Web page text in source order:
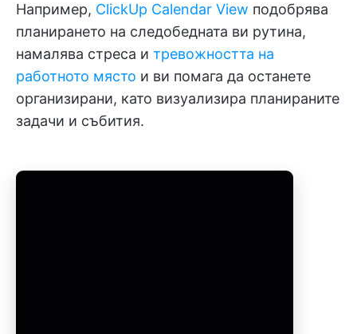
Например, ClickUp Calendar View подобрява
планирането на следобедната ви рутина,
намалява стреса и тревожността на
работното място и ви помага да останете
организирани, като визуализира планираните
задачи и събития.